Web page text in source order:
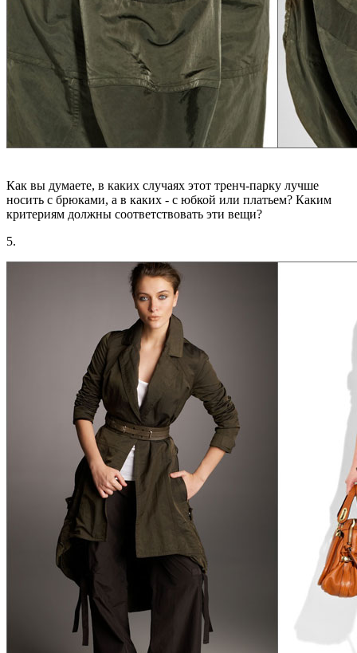
Как вы думаете, в каких случаях этот тренч-парку лучше
носить с брюками, а в каких - с юбкой или платьем? Каким
критериям должны соответствовать эти вещи?
5.